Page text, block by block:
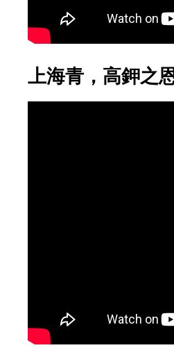
上海青，高鉀之